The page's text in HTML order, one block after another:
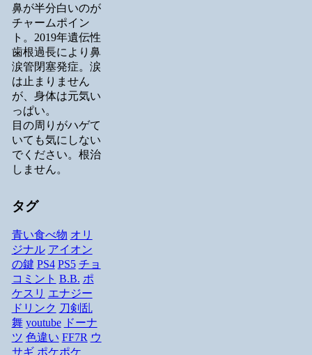
鼻が半分白いのが
チャームポイン
ト。2019年遺伝性
歯根過長により鼻
涙管閉塞発症。涙
は止まりません
が、身体は元気い
っぱい。
目の周りがハゲて
いても気にしない
でください。根治
しません。
タグ
青い食べ物 オリ
ジナル アイオン
の鍵 PS4 PS5 チョ
コミント B.B. ポ
ケスリ エナジー
ドリンク 刀剣乱
舞 youtube
ドーナ
ツ 色違い FF7R ウ
サギ ポケポケ